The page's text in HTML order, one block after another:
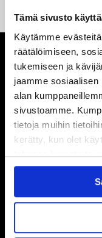
Tämä sivusto
Käytämme
räätälöimiseen,
tukemiseen ja
jaamme
alan
sivustoamme.
tietoja muihin
kerätty, kun olet
tahansa kumota tai
käytöstäEvästeet-